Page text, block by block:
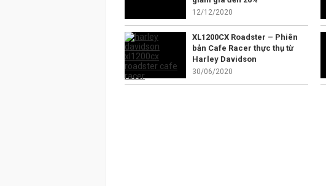
12/12/2020
XL1200CX Roadster – Phiên
bản Cafe Racer thực thụ từ
Harley Davidson
30/06/2020